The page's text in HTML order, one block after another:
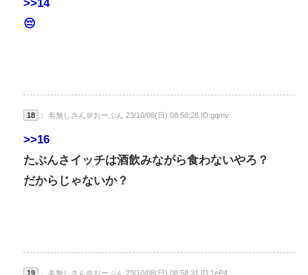
>>14
😔
18 ： 名無しさん＠おーぷん 23/10/08(日) 08:58:28 ID:gqmv
>>16
たぶんさイッチは酒飲みながら食わないやろ？
だからじゃないか？
19 ： 名無しさん＠おーぷん 23/10/08(日) 08:58:31 ID:1eP4